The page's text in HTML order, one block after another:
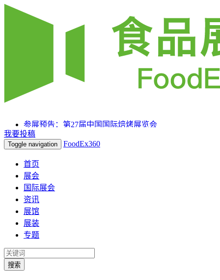
参展预告：第27届中国国际焙烤展览会
参展预告：SIAL 西雅国际食品和饮料展览会（上海）
参展预告：2025HOTELEX上海国际酒店及餐饮业博览
会
我要投稿
Toggle navigation FoodEx360
首页
展会
国际展会
资讯
展馆
展装
专题
搜索